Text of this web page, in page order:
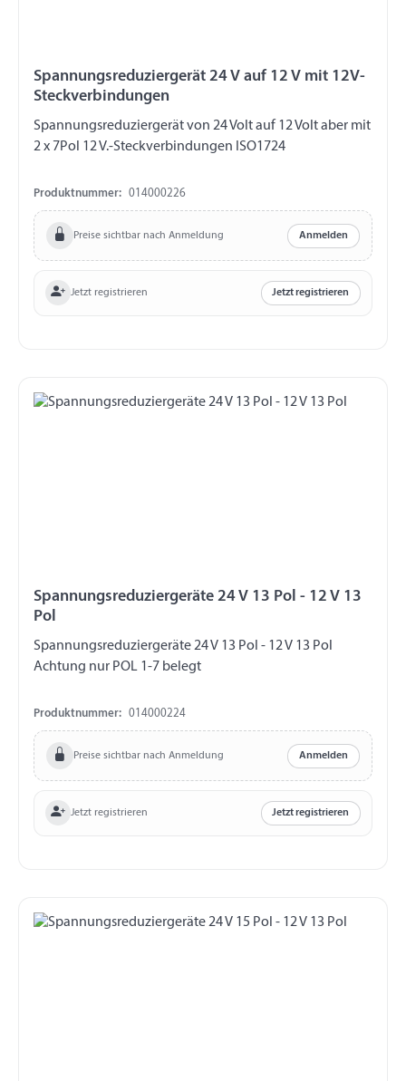
Spannungsreduziergerät 24 V auf 12 V mit 12V-
Steckverbindungen
Spannungsreduziergerät von 24 Volt auf 12 Volt aber mit
2 x 7Pol 12 V.-Steckverbindungen ISO1724
Produktnummer: 014000226
Preise sichtbar nach Anmeldung Anmelden
Jetzt registrieren Jetzt registrieren
Spannungsreduziergeräte 24 V 13 Pol - 12 V 13
Pol
Spannungsreduziergeräte 24 V 13 Pol - 12 V 13 Pol
Achtung nur POL 1-7 belegt
Produktnummer: 014000224
Preise sichtbar nach Anmeldung Anmelden
Jetzt registrieren Jetzt registrieren